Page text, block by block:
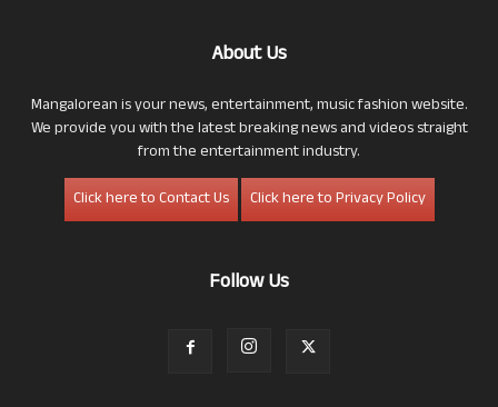
About Us
Mangalorean is your news, entertainment, music fashion website.
We provide you with the latest breaking news and videos straight
from the entertainment industry.
Click here to Contact Us
Click here to Privacy Policy
Follow Us